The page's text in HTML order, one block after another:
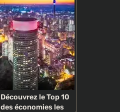
Découvrez le Top 10
des économies les